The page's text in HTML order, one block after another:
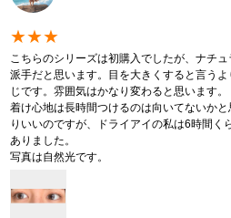
★★★
こちらのシリーズは初購入でしたが、ナチ
派手だと思います。目を大きくすると言う
じです。雰囲気はかなり変わると思います。
着け心地は長時間つけるのは向いてないか
りいいのですが、ドライアイの私は6時間く
ありました。
写真は自然光です。